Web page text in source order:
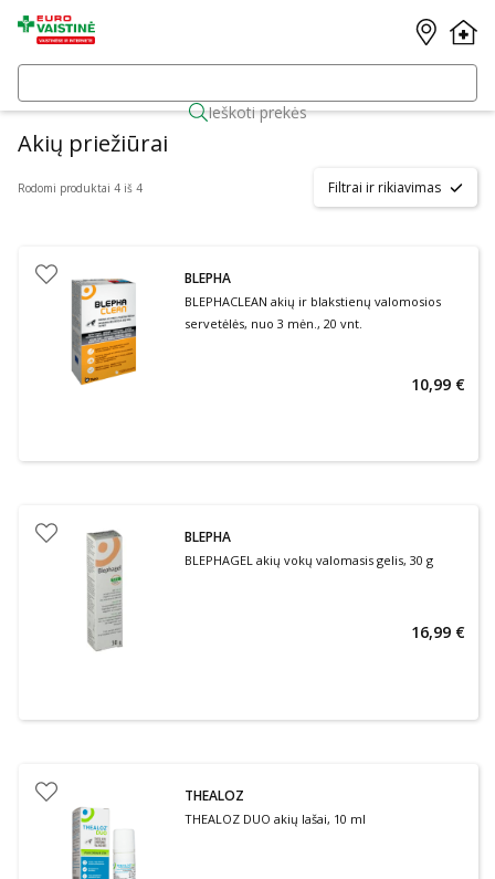
Ieškoti prekės
Akių priežiūrai
Rodomi produktai 4 iš 4 Filtrai ir rikiavimas
BLEPHA
BLEPHACLEAN akių ir blakstienų valomosios
servetėlės, nuo 3 mėn., 20 vnt.
10,99 €
BLEPHA
BLEPHAGEL akių vokų valomasis gelis, 30 g
16,99 €
THEALOZ
THEALOZ DUO akių lašai, 10 ml